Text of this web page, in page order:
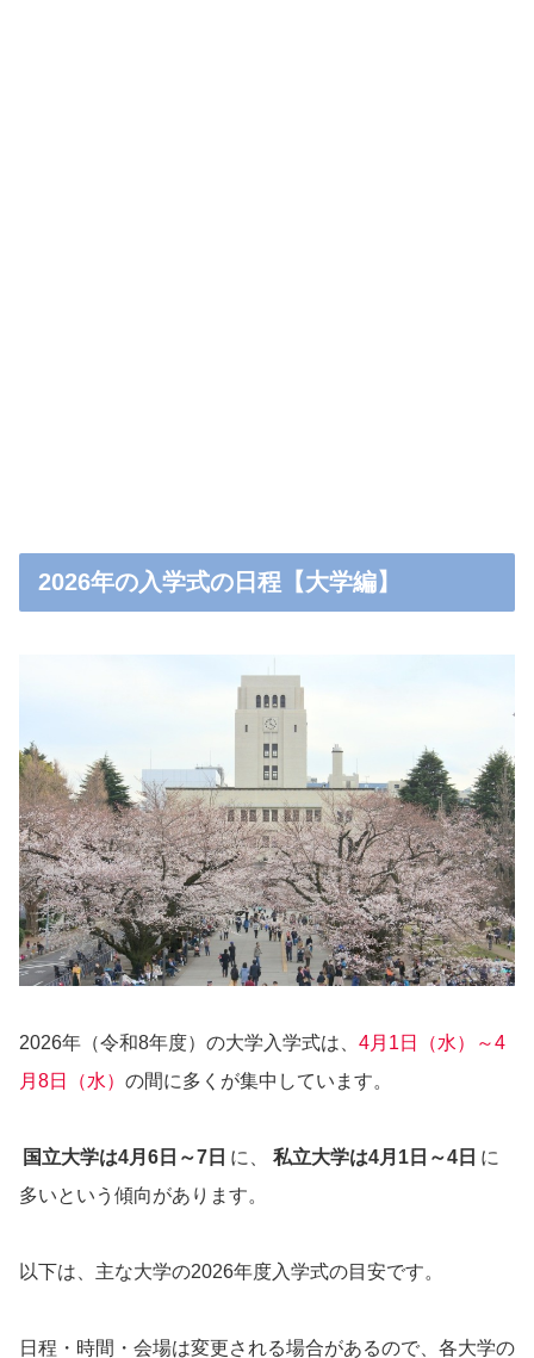
2026年の入学式の日程【大学編】
2026年（令和8年度）の大学入学式は、 4月1日（水）～4
月8日（水） の間に多くが集中しています。
国立大学は4月6日～7日 に、 私立大学は4月1日～4日 に
多いという傾向があります。
以下は、主な大学の2026年度入学式の目安です。
日程・時間・会場は変更される場合があるので、各大学の